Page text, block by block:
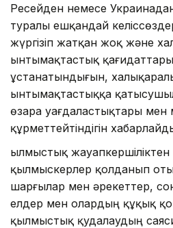
Ресейден немесе
туралы ешқандай
жүргізіп жатқан жоқ және
ынтымақтастық
ұстанатындығын,
ынтымақтастыққа
өзара уағдаластықтары мен
құрметтейтіндігін
Қылмыстық
қылмыскерлер қолданып
шарғылар мен әрекеттер,
елдер мен олардың құқық
қылмыстық қудалаудың